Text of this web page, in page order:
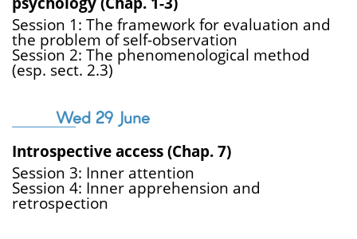
Session 1: The framework for evaluation and
the problem of self-observation
Session 2: The phenomenological method
(esp. sect. 2.3)
Wed 29 June
Introspective access (Chap. 7)
Session 3: Inner attention
Session 4: Inner apprehension and
retrospection